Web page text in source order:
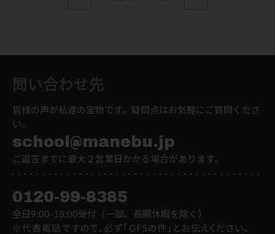
皆様の声が私達の宝物です。疑問点はお気軽にご質問くださ
い。
school@manebu.jp
ご返答までに最大２営業日かかる場合があります。
0120-99-8385
全日9:00-18:00受付（一部、長期休暇を除く）
※代表電話ですので、必ず「GFSの件」とお伝えください。